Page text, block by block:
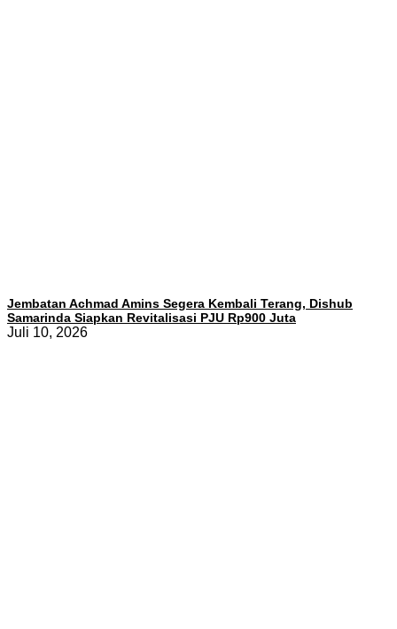
Jembatan Achmad Amins Segera Kembali Terang, Dishub
Samarinda Siapkan Revitalisasi PJU Rp900 Juta
Juli 10, 2026